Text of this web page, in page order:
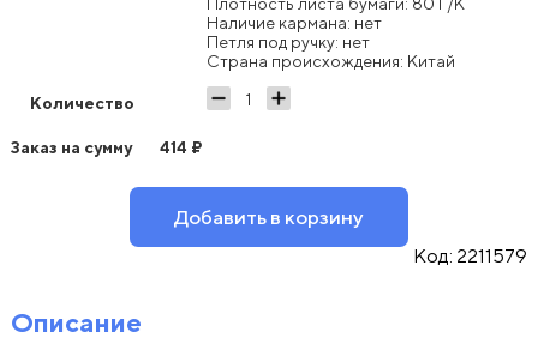
Наличие кармана: нет
Петля под ручку: нет
Страна происхождения: Китай
Количество
Заказ на сумму 414 ₽
Добавить в корзину
Код: 2211579
Описание